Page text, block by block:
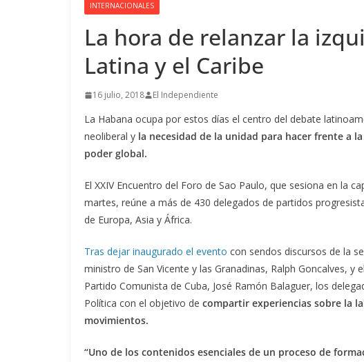
INTERNACIONALES
La hora de relanzar la
Latina y el Caribe
16 julio, 2018 El Independiente
La Habana ocupa por estos días el centro del debate
neoliberal y la necesidad de la unidad para hacer frente a
poder global.
El XXIV Encuentro del Foro de Sao Paulo, que sesiona en la
martes, reúne a más de 430 delegados de partidos
de Europa, Asia y África.
Tras dejar inaugurado el evento con sendos discursos de la
ministro de San Vicente y las Granadinas, Ralph Goncalves,
Partido Comunista de Cuba, José Ramón Balaguer, los
Política con el objetivo de compartir experiencias sobre la
movimientos.
“Uno de los contenidos esenciales de un proceso de